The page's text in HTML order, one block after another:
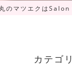
のマツエクは
カテゴ